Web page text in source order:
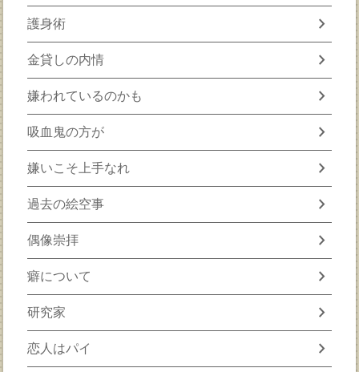
護身術 chevron_right
金貸しの内情 chevron_right
嫌われているのかも chevron_right
吸血鬼の方が chevron_right
嫌いこそ上手なれ chevron_right
過去の絵空事 chevron_right
偶像崇拝 chevron_right
癖について chevron_right
研究家 chevron_right
恋人はパイ chevron_right